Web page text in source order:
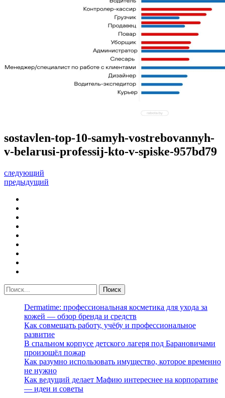
sostavlen-top-10-samyh-vostrebovannyh-
v-belarusi-professij-kto-v-spiske-957bd79
следующий
предыдущий
Dermatime: профессиональная косметика для ухода за
кожей — обзор бренда и средств
Как совмещать работу, учёбу и профессиональное
развитие
В спальном корпусе детского лагеря под Барановичами
произошёл пожар
Как разумно использовать имущество, которое временно
не нужно
Как ведущий делает Мафию интереснее на корпоративе
— идеи и советы